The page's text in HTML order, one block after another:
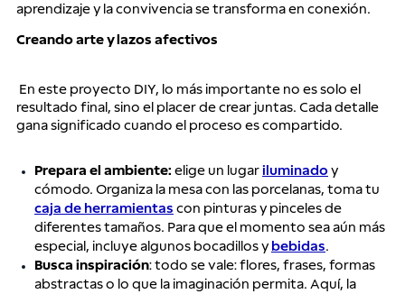
aprendizaje y la convivencia se transforma en conexión.
Creando arte y lazos afectivos
En este proyecto DIY, lo más importante no es solo el
resultado final, sino el placer de crear juntas. Cada detalle
gana significado cuando el proceso es compartido.
Prepara el ambiente: elige un lugariluminado y
cómodo. Organiza la mesa con las porcelanas, toma tu
caja de herramientas con pinturas y pinceles de
diferentes tamaños. Para que el momento sea aún más
especial, incluye algunos bocadillos y bebidas.
Busca inspiración: todo se vale: flores, frases, formas
abstractas o lo que la imaginación permita. Aquí, la